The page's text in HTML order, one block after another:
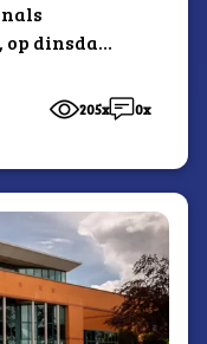
dinsdag
205x 0x